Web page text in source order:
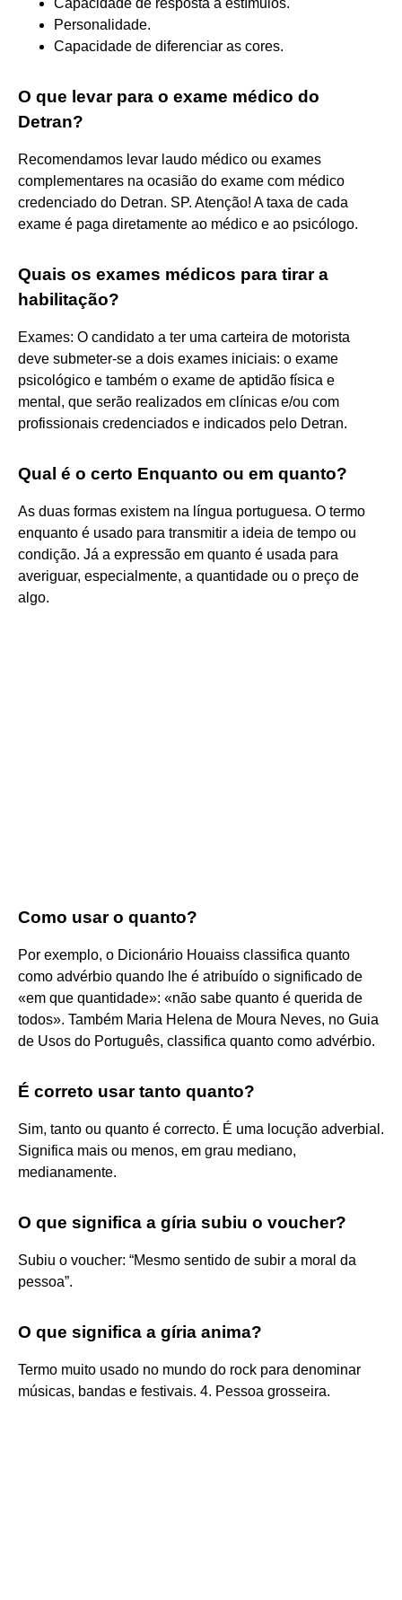
Personalidade.
Capacidade de diferenciar as cores.
O que levar para o exame médico do
Detran?
Recomendamos levar laudo médico ou exames
complementares na ocasião do exame com médico
credenciado do Detran. SP. Atenção! A taxa de cada
exame é paga diretamente ao médico e ao psicólogo.
Quais os exames médicos para tirar a
habilitação?
Exames: O candidato a ter uma carteira de motorista
deve submeter-se a dois exames iniciais: o exame
psicológico e também o exame de aptidão física e
mental, que serão realizados em clínicas e/ou com
profissionais credenciados e indicados pelo Detran.
Qual é o certo Enquanto ou em quanto?
As duas formas existem na língua portuguesa. O termo
enquanto é usado para transmitir a ideia de tempo ou
condição. Já a expressão em quanto é usada para
averiguar, especialmente, a quantidade ou o preço de
algo.
Como usar o quanto?
Por exemplo, o Dicionário Houaiss classifica quanto
como advérbio quando lhe é atribuído o significado de
«em que quantidade»: «não sabe quanto é querida de
todos». Também Maria Helena de Moura Neves, no Guia
de Usos do Português, classifica quanto como advérbio.
É correto usar tanto quanto?
Sim, tanto ou quanto é correcto. É uma locução adverbial.
Significa mais ou menos, em grau mediano,
medianamente.
O que significa a gíria subiu o voucher?
Subiu o voucher: “Mesmo sentido de subir a moral da
pessoa”.
O que significa a gíria anima?
Termo muito usado no mundo do rock para denominar
músicas, bandas e festivais. 4. Pessoa grosseira.